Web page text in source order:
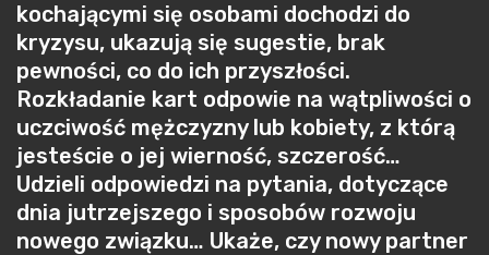
kochającymi się osobami dochodzi do
kryzysu, ukazują się sugestie, brak
pewności, co do ich przyszłości.
Rozkładanie kart odpowie na wątpliwości o
uczciwość mężczyzny lub kobiety, z którą
jesteście o jej wierność, szczerość…
Udzieli odpowiedzi na pytania, dotyczące
dnia jutrzejszego i sposobów rozwoju
nowego związku… Ukaże, czy nowy partner